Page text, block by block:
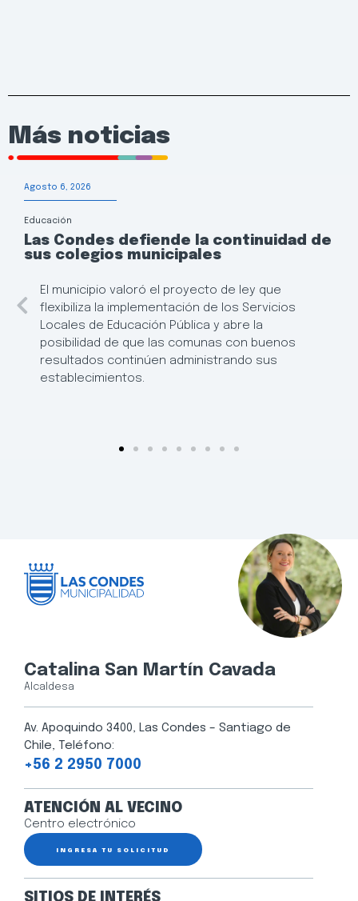
Más noticias
Agosto 6, 2026
Educación
Las Condes defiende la continuidad de
sus colegios municipales
El municipio valoró el proyecto de ley que
flexibiliza la implementación de los Servicios
Locales de Educación Pública y abre la
posibilidad de que las comunas con buenos
resultados continúen administrando sus
establecimientos.
Catalina San Martín Cavada
Alcaldesa
Av. Apoquindo 3400, Las Condes – Santiago de
Chile, Teléfono:
+56 2 2950 7000
ATENCIÓN AL VECINO
Centro electrónico
INGRESA TU SOLICITUD
SITIOS DE INTERÉS